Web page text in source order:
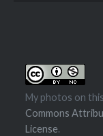
My photos on
Commons
License.